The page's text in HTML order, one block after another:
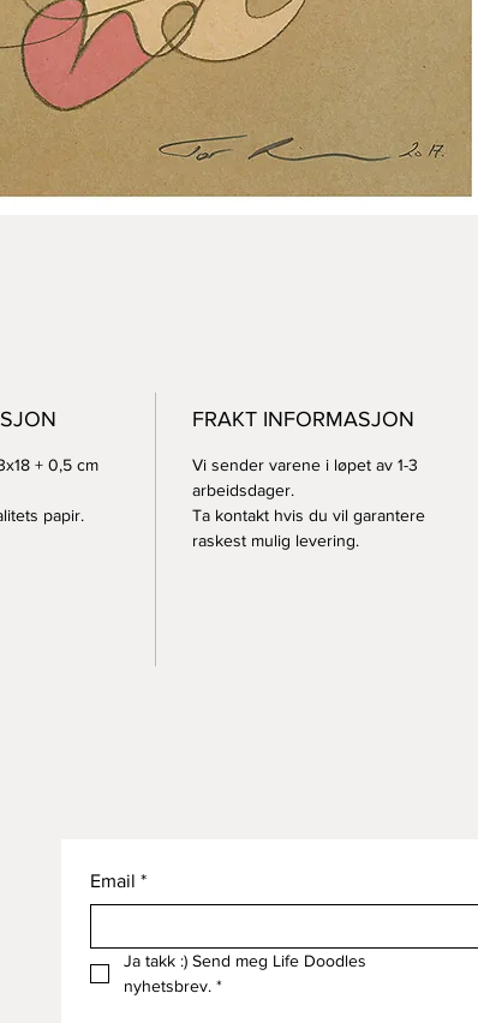
+ 0,5 cm
papir.
FRAKT INFORMASJON
Vi sender varene i løpet av 1-3
arbeidsdager.
Ta kontakt hvis du vil garantere
raskest mulig levering.
Email *
Ja takk :) Send meg Life Doodles
nyhetsbrev. *